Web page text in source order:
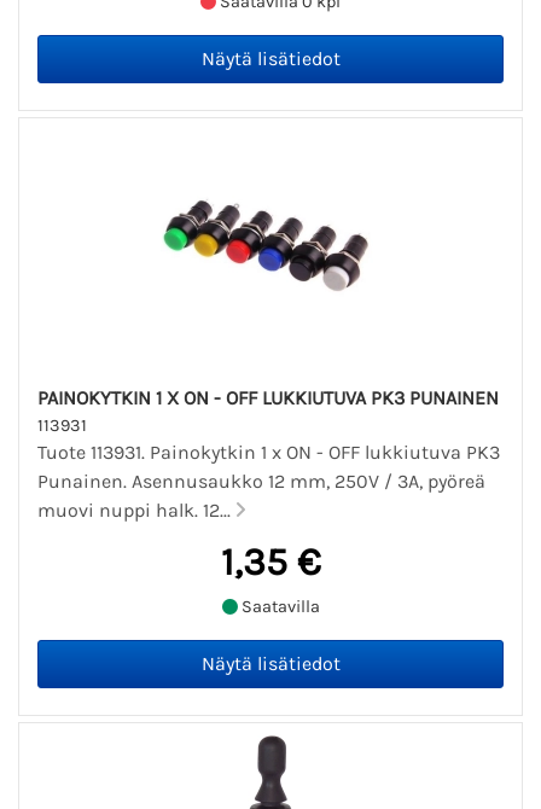
PAINOKYTKIN 1 X ON - OFF LUKKIUTUVA PK3 PUNAINEN
113931
Tuote 113931. Painokytkin 1 x ON - OFF lukkiutuva PK3
Punainen. Asennusaukko 12 mm, 250V / 3A, pyöreä
muovi nuppi halk. 12...
1,35 €
Saatavilla